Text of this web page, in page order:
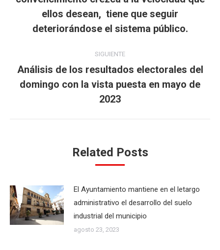
anterior:
ellos desean, tiene que seguir
deteriorándose el sistema público.
SIGUIENTE
Publicación
siguiente:
Análisis de los resultados electorales del
domingo con la vista puesta en mayo de
2023
Related Posts
El Ayuntamiento mantiene en el letargo
administrativo el desarrollo del suelo
industrial del municipio
agosto 23, 2023